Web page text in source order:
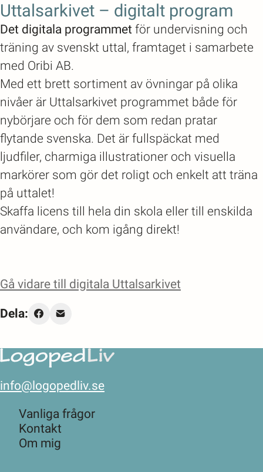
Uttalsarkivet – digitalt program
Det digitala programmet för undervisning och
träning av svenskt uttal, framtaget i samarbete
med Oribi AB.
Med ett brett sortiment av övningar på olika
nivåer är Uttalsarkivet programmet både för
nybörjare och för dem som redan pratar
flytande svenska. Det är fullspäckat med
ljudfiler, charmiga illustrationer och visuella
markörer som gör det roligt och enkelt att träna
på uttalet!
Skaffa licens till hela din skola eller till enskilda
användare, och kom igång direkt!
Gå vidare till digitala Uttalsarkivet
Dela:
info@logopedliv.se
Vanliga frågor
Kontakt
Om mig